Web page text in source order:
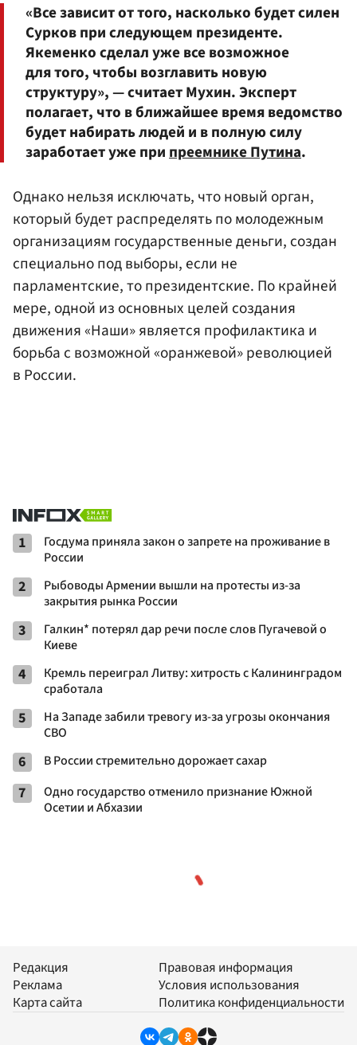
«Все зависит от того, насколько будет силен
Сурков при следующем президенте.
Якеменко сделал уже все возможное
для того, чтобы возглавить новую
структуру», — считает Мухин. Эксперт
полагает, что в ближайшее время ведомство
будет набирать людей и в полную силу
заработает уже припреемнике Путина.
Однако нельзя исключать, что новый орган,
который будет распределять по молодежным
организациям государственные деньги, создан
специально под выборы, если не
парламентские, то президентские. По крайней
мере, одной из основных целей создания
движения «Наши» является профилактика и
борьба с возможной «оранжевой» революцией
в России.
1
Госдума приняла закон о запрете на проживание в
России
2
Рыбоводы Армении вышли на протесты из-за
закрытия рынка России
3
Галкин* потерял дар речи после слов Пугачевой о
Киеве
4
Кремль переиграл Литву: хитрость с Калининградом
сработала
5
На Западе забили тревогу из-за угрозы окончания
СВО
6 В России стремительно дорожает сахар
7
Одно государство отменило признание Южной
Осетии и Абхазии
Редакция
Реклама
Карта сайта
Правовая информация
Условия использования
Политика конфиденциальности